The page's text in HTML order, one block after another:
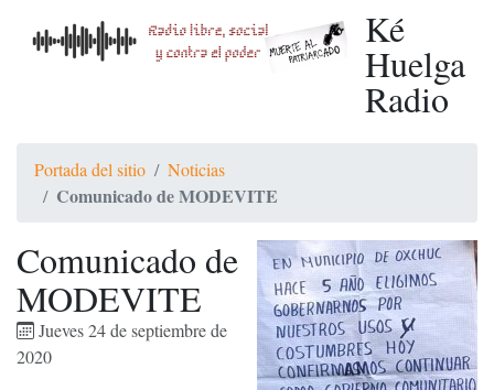
Ké
Huelga
Radio
Portada del sitio Noticias
Comunicado de MODEVITE
Comunicado de
MODEVITE
Jueves 24 de septiembre de
2020